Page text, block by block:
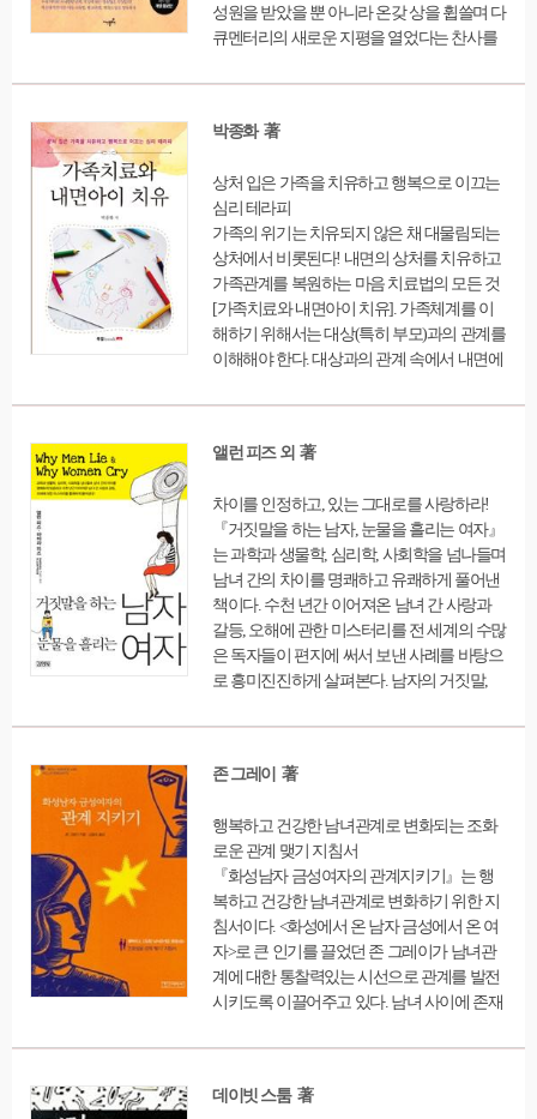
성원을 받았을 뿐 아니라 온갖 상을 휩쓸며 다
큐멘터리의 새로운 지평을 열었다는 찬사를
도서에 새로운 내용을 추가하여 정보를 더욱
발달하는지, 아들과 딸이 서로 다른 이유와 획
는 양육법은 무엇인지, 내 아이의 두뇌성향을
눈여겨보는 법과 맞춤 교육법을 소개한다. 또
한 다중지능 이론에 입각해서, 내 아이만의 강
점지능과 약점지능을 찾는 법을 일러주고, 강
점지능을 키워 성공의 발판을 마련할 수 있는
노하우도 소개한다. ‘인공지능 시대’의 도래
에 따라 자녀교육에 대해서도 말들이 많다. 인
공지능이 인간의 학습능력과 추론능력, 지각
에 충분하다. 하지만 인공지능이 대체할 수 없
는 인간의 영역은 분명 존재하고, 그 비밀은
고, 적성을 더 심도 있게 고민해봐야 하는 이
유가 바로 여기에 있다. 이 책을 통해 인간의
발달과정을 심도 있게 배울 수 있는 것은 물론
이고, 잠재되어 있는 무궁한 능력을 우리 아이
가 제대로 발휘하고 더욱 성공적이고 행복한
인생을 설계하려면 무엇을 어떻게 해야 하는
지도 터득할 수 있을 것이다.
박종화 著
상처 입은 가족을 치유하고 행복으로 이끄는
심리 테라피
가족의 위기는 치유되지 않은 채 대물림되는
상처에서 비롯된다! 내면의 상처를 치유하고
가족관계를 복원하는 마음 치료법의 모든 것
[가족치료와 내면아이 치유]. 가족체계를 이
해하기 위해서는 대상(특히 부모)과의 관계를
이해해야 한다. 대상과의 관계 속에서 내면에
이 대상으로부터 받은 이미지에 의해서 상대
문에 여전히 상처는 대물림되는 것을 볼 수 있
있던 상처들이 부부관계, 부모와 자녀 관계 등
자신이 속한 가족 구성원 간의 관계에서 오는
것이라는 걸 알게 된다. 그러므로 진정한 치유
는 가족 구성원 각자와 그들의 관계를 통한 가
족의 치유가 함께 있어야 하며, 이를 위한 5세
대에 걸친 가족의 이해는 다음 세대에 보다 더
순기능적이고 긍정적 에너지를 물려줄 수 있
게 된다. 본서는 상담을 전공하려는 사람들에
‘직면’과 ‘자아경계선’, 그리고 ‘감정’에 대한
부분을 각 상황에 따라 반복·서술하여 비전공
치유, 부부치료, 가족치료로 이어지는 치유의
확장을 3세대 체계로 적용하여 알기 쉽게 예
를 들어 설명하였고, 후반부에는 저자 자신과
그 가족의 경험들을 솔직담백하게 담았다.
앨런 피즈 외 著
차이를 인정하고, 있는 그대로를 사랑하라!
『거짓말을 하는 남자, 눈물을 흘리는 여자』
는 과학과 생물학, 심리학, 사회학을 넘나들며
남녀 간의 차이를 명쾌하고 유쾌하게 풀어낸
책이다. 수천 년간 이어져온 남녀 간 사랑과
갈등, 오해에 관한 미스터리를 전 세계의 수많
은 독자들이 편지에 써서 보낸 사례를 바탕으
로 흥미진진하게 살펴본다. 남자의 거짓말,
눈물, 남자의 7대 불가사의 등 남녀 각자만의
관계 풀어가기, 조기퇴직 등 은퇴 이후의 남자
는 조언이 가득 담겨있다.
존 그레이 著
행복하고 건강한 남녀관계로 변화되는 조화
로운 관계 맺기 지침서
『화성남자 금성여자의 관계지키기』는 행
복하고 건강한 남녀관계로 변화하기 위한 지
침서이다. <화성에서 온 남자 금성에서 온 여
자>로 큰 인기를 끌었던 존 그레이가 남녀관
계에 대한 통찰력있는 시선으로 관계를 발전
시키도록 이끌어주고 있다. 남녀 사이에 존재
있다. 남녀의 근본적인 차이를 비롯하여 남녀
는지, 왜 여자들이 사랑받지 못하고 있다고 느
데이빗 스툼 著